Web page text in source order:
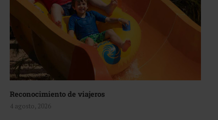
Reconocimiento de viajeros
4 agosto, 2026